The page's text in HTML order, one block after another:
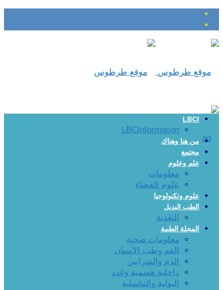
LBCI
LBCInformation
من هنا وهناك
مجتمع
علم وعلوم
معلومات
علوم الفضاء
علوم وتكنولوجيا
الطب البديل
التغذية
المجلة الطبية
معلومات صحية
الفم وطب الأسنان
الدم والشرايين
داخلية هضمية وغدد
البولية والتناسلية